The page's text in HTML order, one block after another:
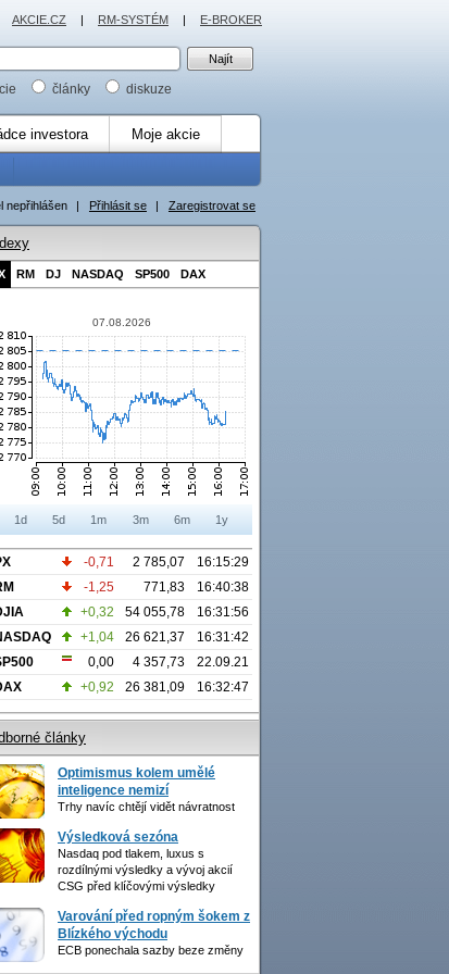
články diskuze
investora Moje akcie
nepřihlášen | Přihlásit se | Zaregistrovat se
RM DJ NASDAQ SP500 DAX
07.08.2026
1d 5d 1m 3m 6m 1y
-0,71 2 785,07
16:15:29
-1,25 771,83
16:40:38
+0,32 54 055,78
16:31:56
+1,04 26 621,37
16:31:42
0,00 4 357,73
22.09.21
+0,92 26 381,09 16:32:47
články
Optimismus kolem umělé
inteligence nemizí
Trhy navíc chtějí vidět návratnost
Výsledková sezóna
Nasdaq pod tlakem, luxus s
rozdílnými výsledky a vývoj akcií
CSG před klíčovými výsledky
Varování před ropným šokem z
Blízkého východu
ECB ponechala sazby beze změny
AKCIE.CZ | RM-SYSTÉM | E-BROKER